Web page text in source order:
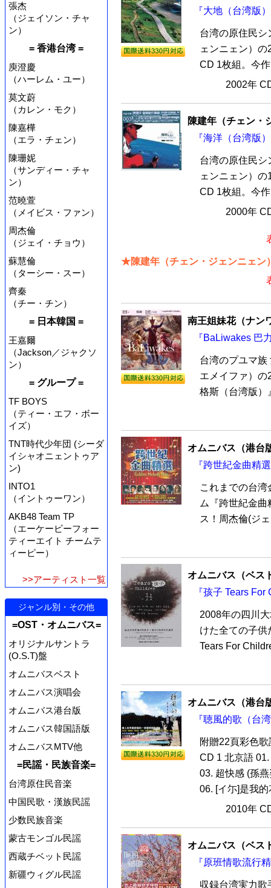
張杰
（ジェイソン・チャ
ン）
= 香港台湾 =
庾澄慶
（ハーレム・ユー）
莫文蔚
（カレン・モク）
陳嘉樺
（エラ・チェン）
陳珊妮
（サンディー・チャ
ン）
范曉萱
（メイビス・ファン）
周杰倫
（ジェイ・チョウ）
蘇慧倫
（ターシー・スー）
齊秦
（チー・チン）
= 日本韓国 =
王嘉爾
（Jackson／ジャクソ
ン）
= グループ =
TF BOYS
（ティー・エフ・ボー
イズ）
TNT時代少年団 (シーダ
イシャオニェントゥア
ン)
INTO1
（イントゥーワン）
AKB48 Team TP
（エーケービーフォー
ティーエイト チームテ
ィーピー）
>>アーティスト一覧
ジャンル別・その他
=OST・オムニバス=
オリジナルサントラ
(O.S.T)盤
オムニバスベスト
オムニバス演唱会
オムニバス港台版
オムニバス韓国語版
オムニバスMTV他
=民謡・民族音楽=
台湾原住民音楽
中国民歌・漢族民謡
少数民族音楽
蒙古モンゴル民謡
西蔵チベット民謡
新疆ウィグル民謡
『大地（台湾版
台湾の原住民シ
ェンニェン）
CD 1枚組。今
2002年
陳建年（チェン・
『海洋（台湾版
台湾の原住民シ
ェンニェン）
CD 1枚組。今
2000年
★陳建年（チェン・ジェンニェン
南王姐妹花（ナン
『BaLiwakes 巴
台湾のプユマ族
エメイファ）
格斯（台湾版）
オムニバス（港台
『跨世紀金曲精
これまでの台
ム『跨世紀金
ス！周杰倫(ジ
オムニバス（ベス
『孩子 Tears
2008年の四川
けた全ての子供
Tears For
オムニバス（港台
『聴風的歌（台
附贈22頁彩色
CD 1 北京語
03. 超快感 (孫
06. [イ尓]是我
2010年
オムニバス（ベス
『原班情歌流行
収録台湾実力歌